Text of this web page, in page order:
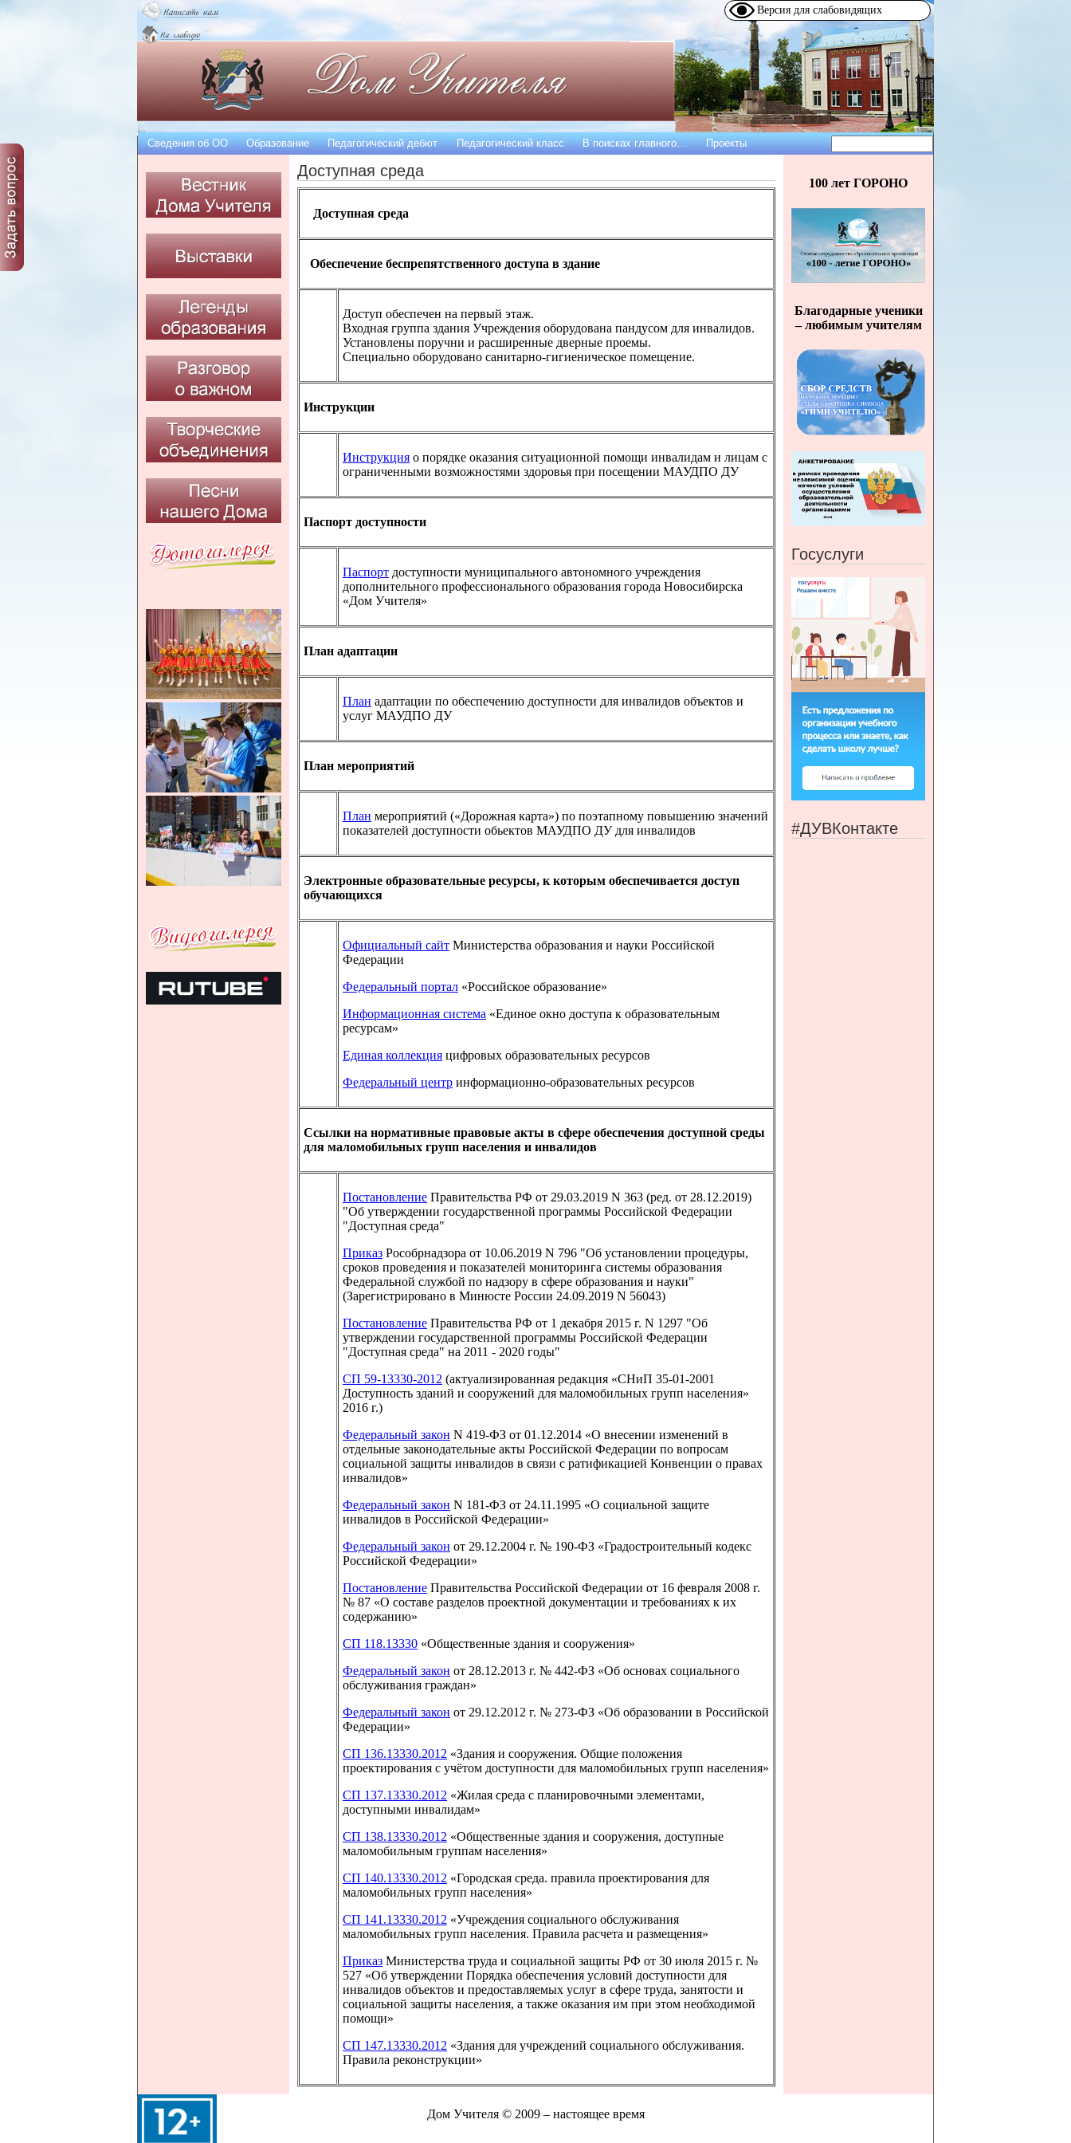
Версия для слабовидящих
Доступная среда
Доступная среда
Обеспечение беспрепятственного доступа в здание
Доступ обеспечен на первый этаж.
Входная группа здания Учреждения оборудована пандусом для инвалидов.
Установлены поручни и расширенные дверные проемы.
Специально оборудовано санитарно-гигиеническое помещение.
Инструкции
Инструкция о порядке оказания ситуационной помощи инвалидам и лицам с
ограниченными возможностями здоровья при посещении МАУДПО ДУ
Паспорт доступности
Паспорт доступности муниципального автономного учреждения
дополнительного профессионального образования города Новосибирска
«Дом Учителя»
План адаптации
План адаптации по обеспечению доступности для инвалидов объектов и
услуг МАУДПО ДУ
План мероприятий
План мероприятий («Дорожная карта») по поэтапному повышению значений
показателей доступности обьектов МАУДПО ДУ для инвалидов
Электронные образовательные ресурсы, к которым обеспечивается доступ
обучающихся
Официальный сайт Министерства образования и науки Российской
Федерации
Федеральный портал «Российское образование»
Информационная система «Единое окно доступа к образовательным
ресурсам»
Единая коллекция цифровых образовательных ресурсов
Федеральный центр информационно-образовательных ресурсов
Ссылки на нормативные правовые акты в сфере обеспечения доступной среды
для маломобильных групп населения и инвалидов​
Постановление Правительства РФ от 29.03.2019 N 363 (ред. от 28.12.2019)
"Об утверждении государственной программы Российской Федерации
"Доступная среда"
Приказ Рособрнадзора от 10.06.2019 N 796 "Об установлении процедуры,
сроков проведения и показателей мониторинга системы образования
Федеральной службой по надзору в сфере образования и науки"
(Зарегистрировано в Минюсте России 24.09.2019 N 56043)
Постановление Правительства РФ от 1 декабря 2015 г. N 1297 "Об
утверждении государственной программы Российской Федерации
"Доступная среда" на 2011 - 2020 годы"
СП 59-13330-2012 (актуализированная редакция «СНиП 35-01-2001
Доступность зданий и сооружений для маломобильных групп населения»
2016 г.)
Федеральный закон N 419-ФЗ от 01.12.2014 «О внесении изменений в
отдельные законодательные акты Российской Федерации по вопросам
социальной защиты инвалидов в связи с ратификацией Конвенции о правах
инвалидов»
Федеральный закон N 181-ФЗ от 24.11.1995 «О социальной защите
инвалидов в Российской Федерации»
Федеральный закон от 29.12.2004 г. № 190-ФЗ «Градостроительный кодекс
Российской Федерации»
Постановление Правительства Российской Федерации от 16 февраля 2008 г.
№ 87 «О составе разделов проектной документации и требованиях к их
содержанию»
СП 118.13330 «Общественные здания и сооружения»
Федеральный закон от 28.12.2013 г. № 442-ФЗ «Об основах социального
обслуживания граждан»
Федеральный закон от 29.12.2012 г. № 273-ФЗ «Об образовании в Российской
Федерации»
СП 136.13330.2012 «Здания и сооружения. Общие положения
проектирования с учётом доступности для маломобильных групп населения»
СП 137.13330.2012 «Жилая среда с планировочными элементами,
доступными инвалидам»
СП 138.13330.2012 «Общественные здания и сооружения, доступные
маломобильным группам населения»
СП 140.13330.2012 «Городская среда. правила проектирования для
маломобильных групп населения»
СП 141.13330.2012 «Учреждения социального обслуживания
маломобильных групп населения. Правила расчета и размещения»
Приказ Министерства труда и социальной защиты РФ от 30 июля 2015 г. №
527 «Об утверждении Порядка обеспечения условий доступности для
инвалидов объектов и предоставляемых услуг в сфере труда, занятости и
социальной защиты населения, а также оказания им при этом необходимой
помощи»
СП 147.13330.2012 «Здания для учреждений социального обслуживания.
Правила реконструкции»
Форма
поиска
Сведения об OO Образование Педагогический дебют Педагогический класс В поисках главного… Проекты
100 лет ГОРОНО
Благодарные ученики
– любимым учителям
Госуслуги
#ДУВКонтакте
Дом Учителя © 2009 – настоящее время